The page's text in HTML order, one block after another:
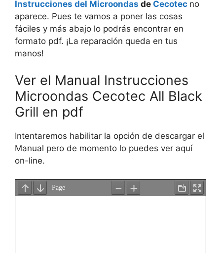
Instrucciones del Microondas de Cecotec no
aparece. Pues te vamos a poner las cosas
fáciles y más abajo lo podrás encontrar en
formato pdf. ¡La reparación queda en tus
manos!
Ver el Manual Instrucciones
Microondas Cecotec All Black
Grill en pdf
Intentaremos habilitar la opción de descargar el
Manual pero de momento lo puedes ver aquí
on-line.